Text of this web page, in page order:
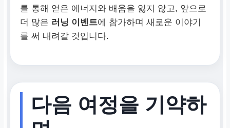
를 통해 얻은 에너지와 배움을 잃지 않고, 앞으로
더 많은 러닝 이벤트에 참가하며 새로운 이야기
를 써 내려갈 것입니다.
다음 여정을 기약하